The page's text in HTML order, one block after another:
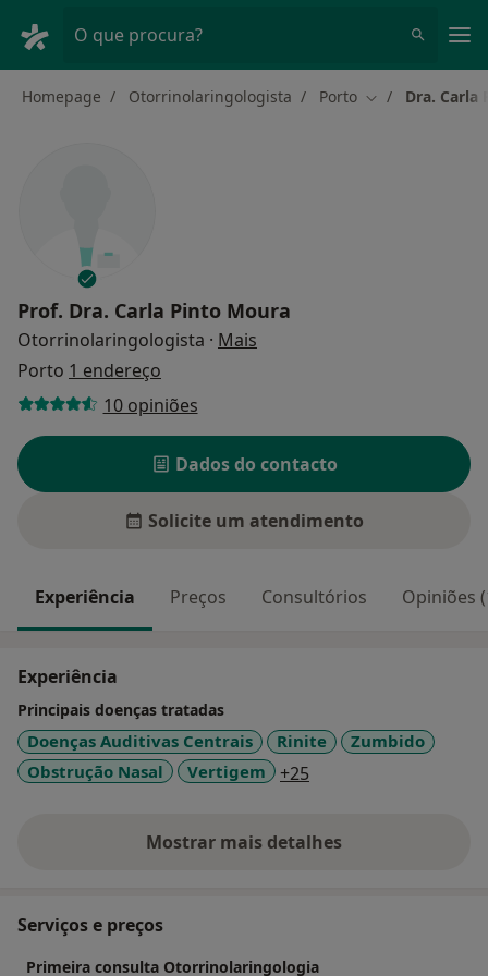
O que procura?
Homepage Otorrinolaringologista Porto Mudar de cidade
Dra. Carla
Prof. Dra. Carla Pinto Moura
Otorrinolaringologista · Mais
Porto 1 endereço
10 opiniões
Dados do contacto
Solicite um atendimento
Experiência Preços Consultórios Opiniões
Experiência
Principais doenças tratadas
Doenças Auditivas Centrais Rinite
Zumbido
Obstrução Nasal
Vertigem +25
Mostrar mais detalhes
sobre a experiência
Serviços e preços
Primeira consulta Otorrinolaringologia